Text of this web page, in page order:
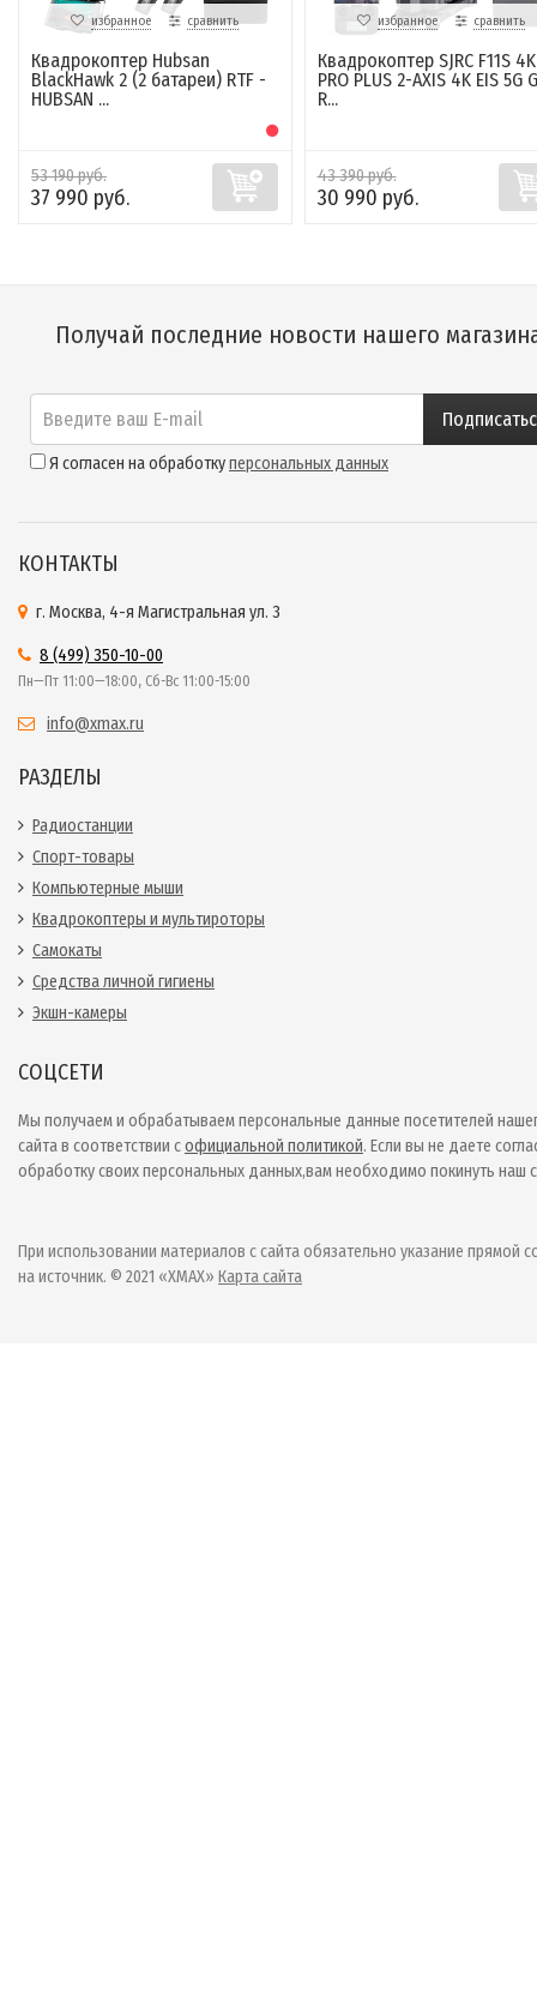
избранное сравнить
Квадрокоптер Hubsan
BlackHawk 2 (2 батареи) RTF -
HUBSAN ...
53 190 руб.
37 990 руб.
избранное сравнить
Квадрокоптер SJRC F11S 4K
PRO PLUS 2-AXIS 4K EIS 5G
R...
43 390 руб.
30 990 руб.
Получай последние новости нашего
Я согласен на обработкуперсональных данных
КОНТАКТЫ
г. Москва, 4-я Магистральная ул. 3
8 (499) 350-10-00
Пн—Пт 11:00—18:00, Сб-Вс 11:00-15:00
info@xmax.ru
РАЗДЕЛЫ
Радиостанции
Спорт-товары
Компьютерные мыши
Квадрокоптеры и мультироторы
Самокаты
Средства личной гигиены
Экшн-камеры
СОЦСЕТИ
Мы получаем и обрабатываем персональные данные посетителей
сайта в соответствии софициальной политикой. Если вы не даете
обработку своих персональных данных,вам необходимо покинуть наш
При использовании материалов с сайта обязательно указание прямой
на источник. © 2021 «XMAX» Карта сайта